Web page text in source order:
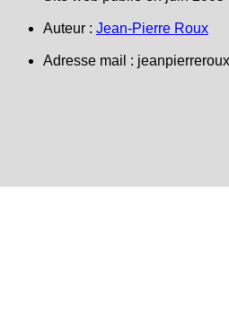
Auteur : Jean-Pierre Roux
Adresse mail :